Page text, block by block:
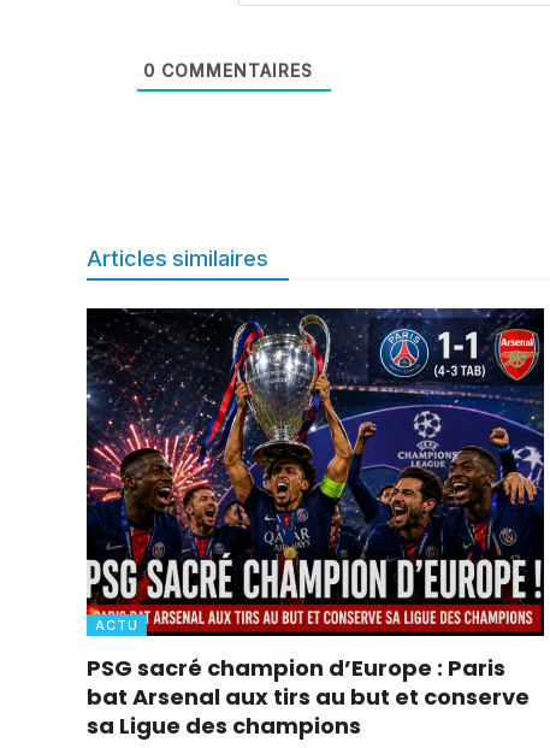
0 COMMENTAIRES
Articles similaires
ACTU
PSG sacré champion d’Europe : Paris
bat Arsenal aux tirs au but et conserve
sa Ligue des champions